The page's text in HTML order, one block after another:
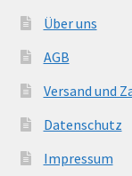
Über uns
AGB
Versand und
Datenschutz
Impressum